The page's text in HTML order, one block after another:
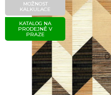
MOŽNOST
KALKULACE
KATALOG NA
PRODEJNĚ V
PRAZE